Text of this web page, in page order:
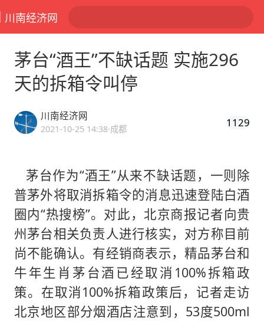
川南经济网
茅台“酒王”不缺话题 实施296
天的拆箱令叫停
川南经济网
2021-10-25 14:38·成都 1129
茅台作为“酒王”从来不缺话题，一则除
普茅外将取消拆箱令的消息迅速登陆白酒
圈内“热搜榜”。对此，北京商报记者向贵
州茅台相关负责人进行核实，对方称目前
尚不能确认。有经销商表示，精品茅台和
牛年生肖茅台酒已经取消100%拆箱政
策。在取消100%拆箱政策后，记者走访
北京地区部分烟酒店注意到，53度500ml